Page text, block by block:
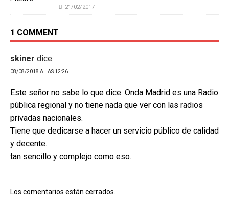
21/02/2017
1 COMMENT
skiner dice:
08/08/2018 A LAS 12:26
Este señor no sabe lo que dice. Onda Madrid es una Radio
pública regional y no tiene nada que ver con las radios
privadas nacionales.
Tiene que dedicarse a hacer un servicio público de calidad
y decente.
tan sencillo y complejo como eso.
Los comentarios están cerrados.